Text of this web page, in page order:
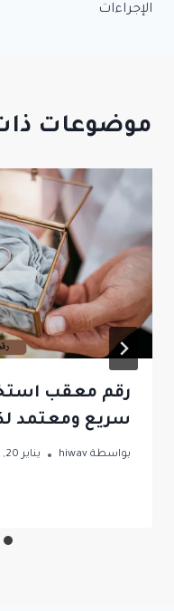
الإجراءات
موضوعات
رقم معقب
سريع ومعتمد
بواسطة hiwav يناير 20, 2026